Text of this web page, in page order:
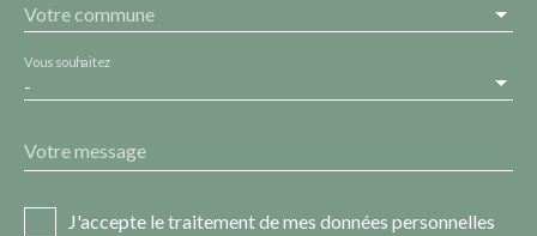
Votre commune
-
Vous souhaitez
Votre message
J'accepte le traitement de mes données personnelles